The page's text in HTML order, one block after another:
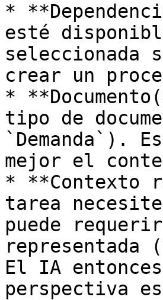
*
esté
seleccionada
crear un
*
tipo de
`Demanda`).
mejor el
* **Contexto
tarea
puede
representada
El IA
perspectiva